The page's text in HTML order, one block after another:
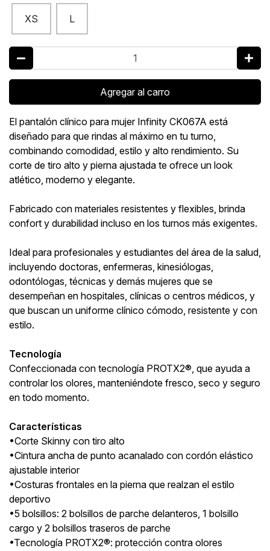
XS L
Agregar al carro
El pantalón clínico para mujer Infinity CK067A está
diseñado para que rindas al máximo en tu turno,
combinando comodidad, estilo y alto rendimiento. Su
corte de tiro alto y pierna ajustada te ofrece un look
atlético, moderno y elegante.
Fabricado con materiales resistentes y flexibles, brinda
confort y durabilidad incluso en los turnos más exigentes.
Ideal para profesionales y estudiantes del área de la salud,
incluyendo doctoras, enfermeras, kinesiólogas,
odontólogas, técnicas y demás mujeres que se
desempeñan en hospitales, clínicas o centros médicos, y
que buscan un uniforme clínico cómodo, resistente y con
estilo.
Tecnología
Confeccionada con tecnología PROTX2®, que ayuda a
controlar los olores, manteniéndote fresco, seco y seguro
en todo momento.
Características
•Corte Skinny con tiro alto
•Cintura ancha de punto acanalado con cordón elástico
ajustable interior
•Costuras frontales en la pierna que realzan el estilo
deportivo
•5 bolsillos: 2 bolsillos de parche delanteros, 1 bolsillo
cargo y 2 bolsillos traseros de parche
•Tecnología PROTX2®: protección contra olores